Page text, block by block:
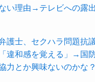
い理由→テレビへの露
護士、セクハラ問題抗
違和感を覚える」→国
力とか興味ないのかな？